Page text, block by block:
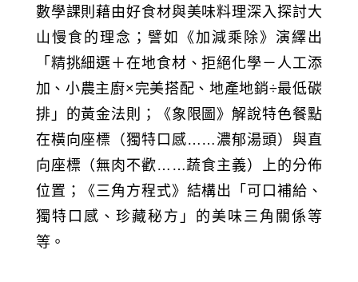
數學課則藉由好食材與美味料理深入探討大
山慢食的理念；譬如《加減乘除》演繹出
「精挑細選＋在地食材、拒絕化學－人工添
加、小農主廚×完美搭配、地產地銷÷最低碳
排」的黃金法則；《象限圖》解說特色餐點
在橫向座標（獨特口感……濃郁湯頭）與直
向座標（無肉不歡……蔬食主義）上的分佈
位置；《三角方程式》結構出「可口補給、
獨特口感、珍藏秘方」的美味三角關係等
等。